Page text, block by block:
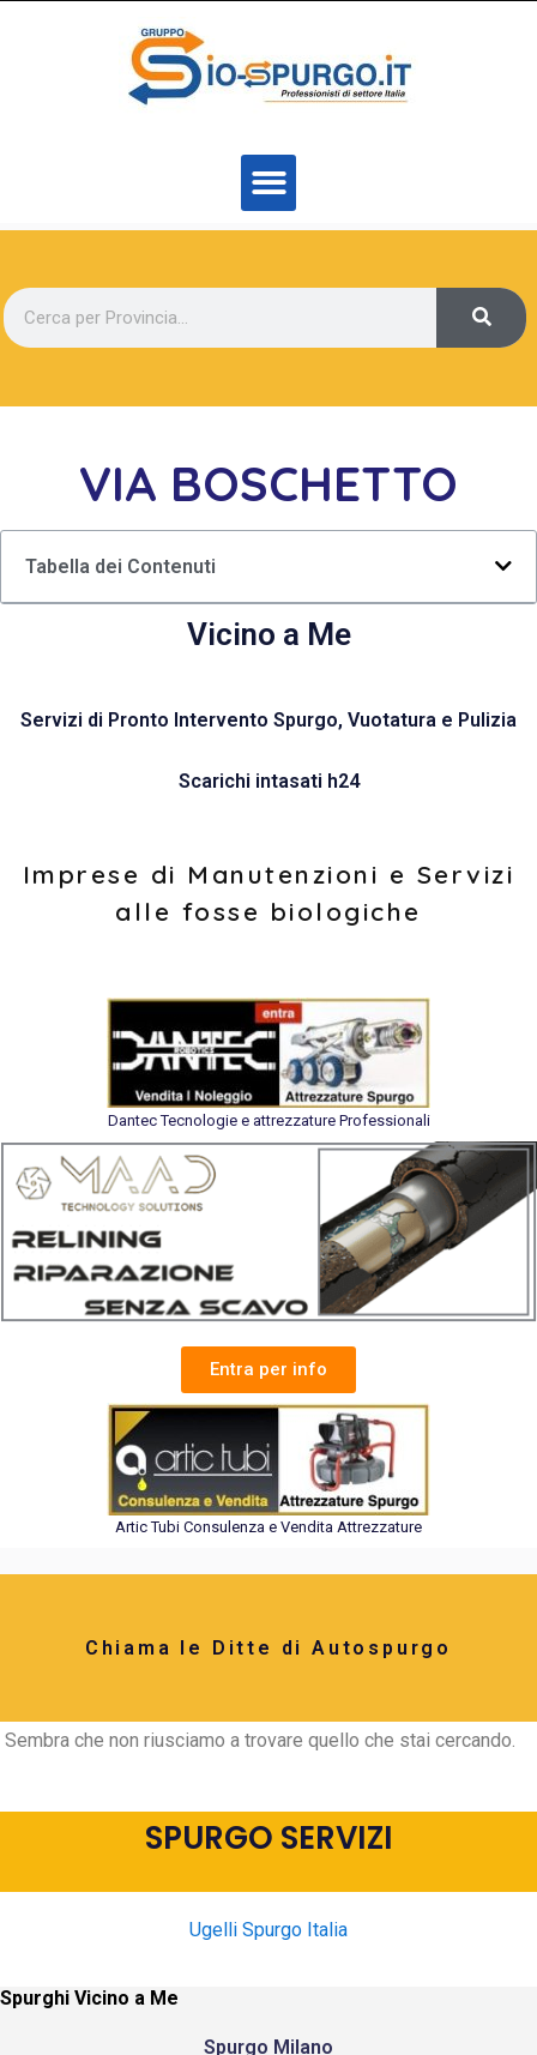
VIA BOSCHETTO
Tabella dei Contenuti
Vicino a Me
Servizi di Pronto Intervento Spurgo, Vuotatura e Pulizia
Scarichi intasati h24
Imprese di Manutenzioni e Servizi
alle fosse biologiche
Dantec Tecnologie e attrezzature Professionali
Entra per info
Artic Tubi Consulenza e Vendita Attrezzature
Chiama le Ditte di Autospurgo
Sembra che non riusciamo a trovare quello che stai cercando.
SPURGO SERVIZI
Ugelli Spurgo Italia
Spurghi Vicino a Me
Spurgo Milano